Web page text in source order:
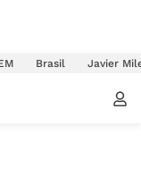
Brasil Javier